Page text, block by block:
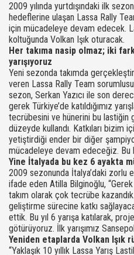
2009 yılında yurtdışındaki ilk
hedeflerine ulaşan Lassa Rally
için mücadeleye devam edecek.
koltuğunda Volkan Işık oturacak.
Her takıma nasip olmaz; iki
yarışıyoruz
Yeni sezonda takımda
veren Lassa Rally Team
sezon, Serkan Yazıcı ile son
gerek Türkiye’de katıldığımız
tecrübesini ve hünerini bu lastiğin
düzeyde kullandı. Katkıları bizim
yetiştirdiği ender bir diğer
mücadeleye devam edeceğiz. Bu
Yine İtalyada bu kez 6 ayakta
2009 sezonunda İtalya’daki zorlu
ifade eden Atilla Bilginoğlu,
takım olarak çok tecrübe
geliştirme sürecine katkı
ettik. Bu yıl 6 yarışa katılarak,
götürüyoruz. İlk yarışımız
Yeniden etaplarda Volkan Işık
“Yaklaşık 10 yıllık Lassa Yarış